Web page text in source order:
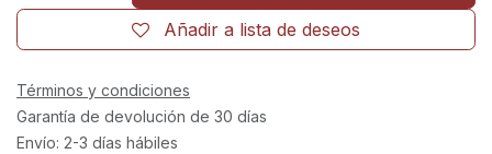
Añadir a lista de deseos
Términos y condiciones
Garantía de devolución de 30 días
Envío: 2-3 días hábiles